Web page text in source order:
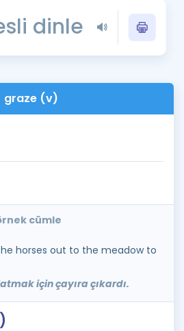
dinle
graze (v)
cümle
horses out to the meadow to
için çayıra çıkardı.